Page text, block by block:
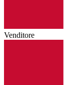
Venditore